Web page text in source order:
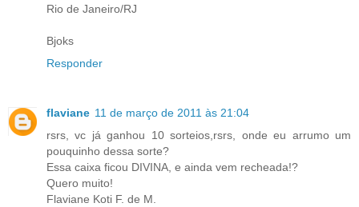
Rio de Janeiro/RJ
Bjoks
Responder
flaviane 11 de março de 2011 às 21:04
rsrs, vc já ganhou 10 sorteios,rsrs, onde eu arrumo um
pouquinho dessa sorte?
Essa caixa ficou DIVINA, e ainda vem recheada!?
Quero muito!
Flaviane Koti F. de M.